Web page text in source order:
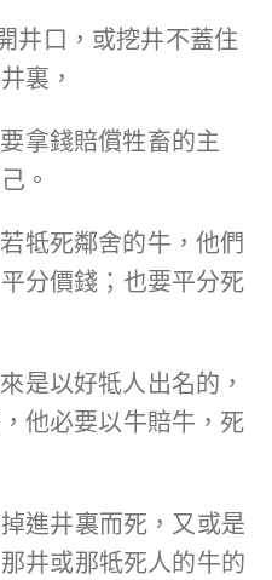
井口，或挖井不蓋住
裏，
拿錢賠償牲畜的主
。
牴死鄰舍的牛，他們
分價錢；也要平分死
是以好牴人出名的，
他必要以牛賠牛，死
進井裏而死，又或是
井或那牴死人的牛的